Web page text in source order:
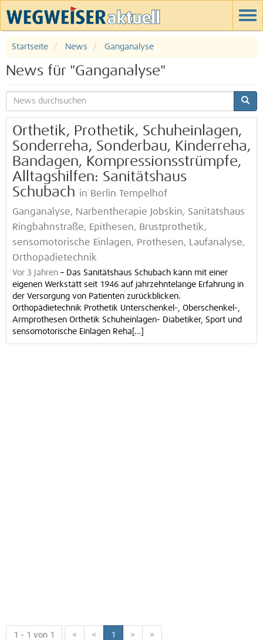
Startseite News Ganganalyse
News für "Ganganalyse"
Orthetik, Prothetik, Schuheinlagen,
Sonderreha, Sonderbau, Kinderreha,
Bandagen, Kompressionsstrümpfe,
Alltagshilfen: Sanitätshaus
Schubach in Berlin Tempelhof
Ganganalyse, Narbentherapie Jobskin, Sanitätshaus
Ringbahnstraße, Epithesen, Brustprothetik,
sensomotorische Einlagen, Prothesen, Laufanalyse,
Orthopädietechnik
Vor 3 Jahren – Das Sanitätshaus Schubach kann mit einer
eigenen Werkstatt seit 1946 auf jahrzehntelange Erfahrung in
der Versorgung von Patienten zurückblicken.
Orthopädietechnik Prothetik Unterschenkel-, Oberschenkel-,
Armprothesen Orthetik Schuheinlagen- Diabetiker, Sport und
sensomotorische Einlagen Reha[...]
1 - 1 von 1 « < 1 > »